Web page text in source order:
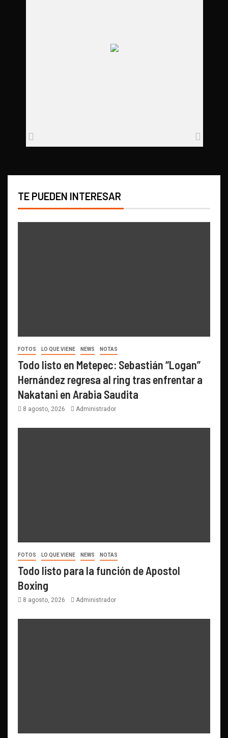
TE PUEDEN INTERESAR
FOTOS LO QUE VIENE NEWS NOTAS
Todo listo en Metepec: Sebastián “Logan”
Hernández regresa al ring tras enfrentar a
Nakatani en Arabia Saudita
8 agosto, 2026 Administrador
FOTOS LO QUE VIENE NEWS NOTAS
Todo listo para la función de Apostol
Boxing
8 agosto, 2026 Administrador